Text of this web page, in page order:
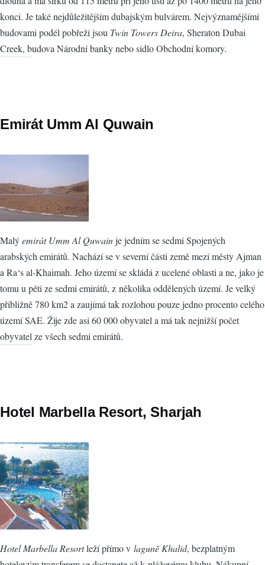
konci. Je také nejdůležitějším dubajským bulvárem. Nejvýznamějšími
budovami podél pobřeží jsou Twin Towers Deira, Sheraton Dubai
Creek, budova Národní banky nebo sídlo Obchodní komory.
Emirát Umm Al Quwain
Malýemirát Umm Al Quwainje jedním se sedmi Spojených
arabských emirátů. Nachází se v severní části země mezi městy Ajman
a Ra‘s al-Khaimah. Jeho území se skládá z ucelené oblasti a ne, jako je
tomu u pěti ze sedmi emirátů, z několika oddělených území. Je velký
přibližně 780 km2 a zaujímá tak rozlohou pouze jedno procento celého
území SAE. Žije zde asi 60 000 obyvatel a má tak nejnižší počet
obyvatel ze všech sedmi emirátů.
Hotel Marbella Resort, Sharjah
Hotel Marbella Resortleží přímo v laguně Khalid, bezplatným